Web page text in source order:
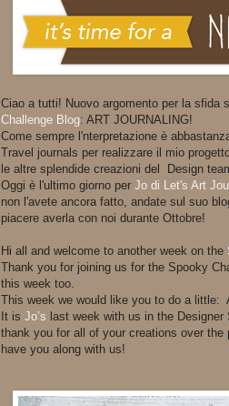
Ciao a tutti! Nuovo argomento per la sfida
Challenge Blog: ART JOURNALING!
Come sempre l'nterpretazione è
Travel journals per realizzare il mio
le altre splendide creazioni del Design
Oggi è l'ultimo giorno per Jo di Let's Art
non l'avete ancora fatto, andate sul suo
piacere averla con noi durante Ottobre!
Hi all and welcome to another week on the
Thank you for joining us for the Spooky
this week too.
This week we would like you to do a little:
It is Jo’s last week with us in the
thank you for all of your creations over
have you along with us!